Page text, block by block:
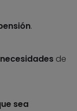
.
de
sea